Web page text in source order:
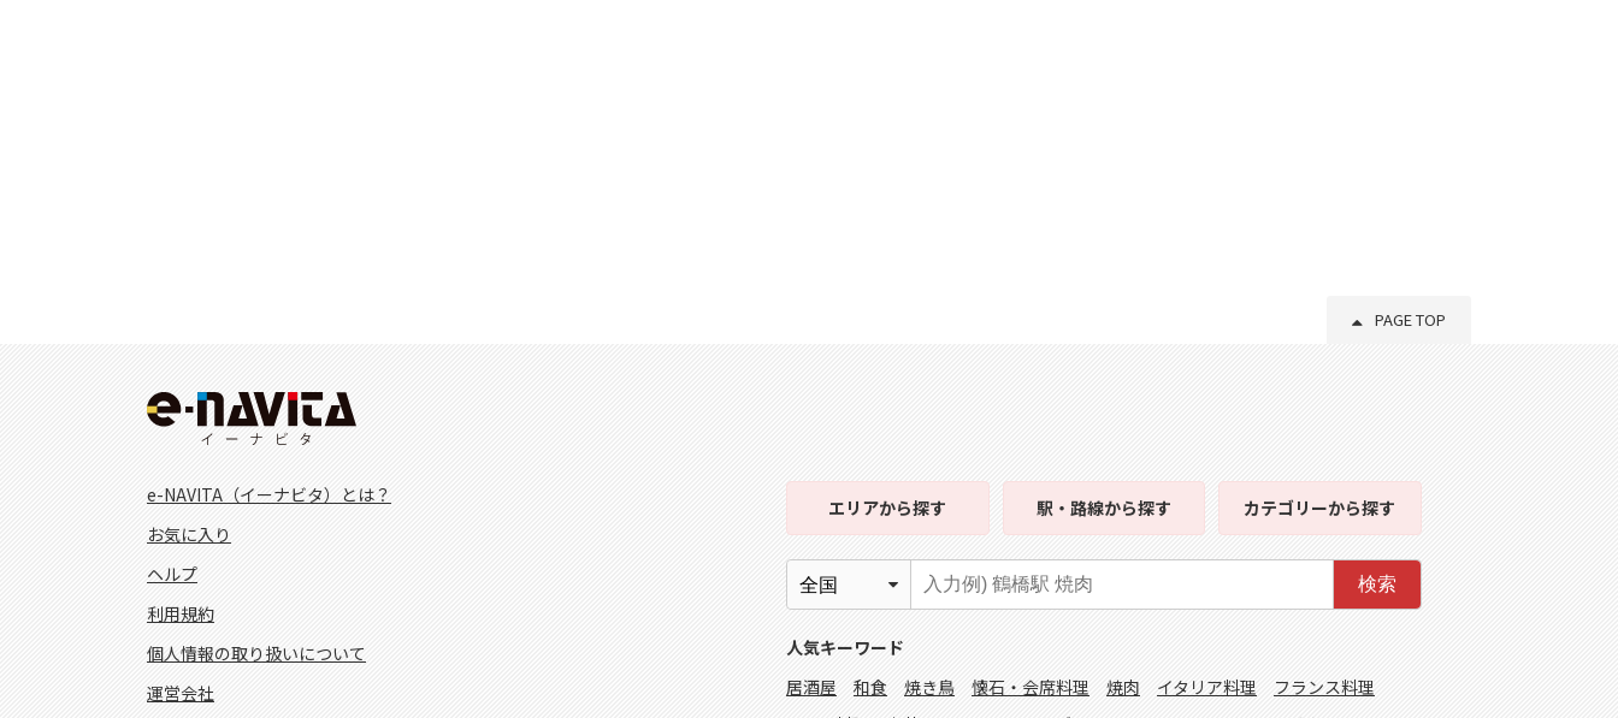
PAGE TOP
e-NAVITA（イーナビタ）とは？
お気に入り
ヘルプ
利用規約
個人情報の取り扱いについて
運営会社
エリアから探す 駅・路線から探す カテゴリーから探す
検索
人気キーワード
居酒屋
和食 焼き鳥 懐石・会席料理 焼肉 イタリア料理
フランス料理